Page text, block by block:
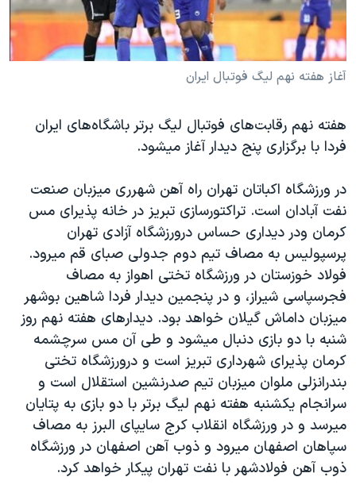
فرهنگ و زندگی
حقوق شهروندی
اقتصادی
اسرائیل در جنگ
گالری عکس
آرشیو پخش زنده
مستندها
انتخابات ریاست جمهوری آمریکا ۲۰۲۴
حمله جمهوری اسلامی به اسرائیل
ورزش زنان در ایران
اعتراضات زن، زندگی، آزادی
مجموعه مستندهای دادخواهی
تریبونال مردمی آبان ۹۸
دادگاه حمید نوری
چهل سال گروگان‌گیری
قانون شفافیت دارائی کادر رهبری ایران
اعتراضات مردمی آبان ۹۸
اسرائیل در جنگ
نرگس محمدی برنده جایزه نوبل صلح
همایش محافظه‌کاران آمریکا «سی‌پک»
صفحه‌های ویژه
سفر پرزیدنت ترامپ به چین
دنبال کنید
زبانهای مختلف
آغاز هفته نهم لیگ فوتبال ایران
هفته نهم رقابت‌های فوتبال لیگ ‌برتر باشگاه‌های ایران
فردا با برگزاری پنج دیدار آغاز میشود.
در ورزشگاه اکباتان تهران راه آهن شهرری میزبان صنعت
نفت آبادان است. تراکتورسازی تبریز در خانه پذیرای مس
کرمان ودر دیداری حساس درورزشگاه آزادی تهران
پرسپولیس به مصاف تیم دوم جدولی صبای قم میرود.
فولاد خوزستان در ورزشگاه تختی اهواز به مصاف
فجرسپاسی شیراز، و در پنجمین دیدار فردا شاهین بوشهر
میزبان داماش گیلان خواهد بود. دیدارهای هفته نهم روز
شنبه با دو بازی دنبال میشود و طی آن مس سرچشمه
کرمان پذیرای شهرداری تبریز است و درورزشگاه تختی
بندرانزلی ملوان میزبان تیم صدرنشین استقلال است و
سرانجام یکشنبه هفته نهم لیگ برتر با دو بازی به پتایان
میرسد و در ورزشگاه انقلاب کرج سایپای البرز به مصاف
سپاهان اصفهان میرود و ذوب آهن اصفهان در ورزشگاه
ذوب آهن فولادشهر با نفت تهران پیکار خواهد کرد.